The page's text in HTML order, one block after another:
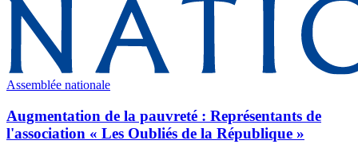
Assemblée nationale
Augmentation de la pauvreté : Représentants de
l'association « Les Oubliés de la République »